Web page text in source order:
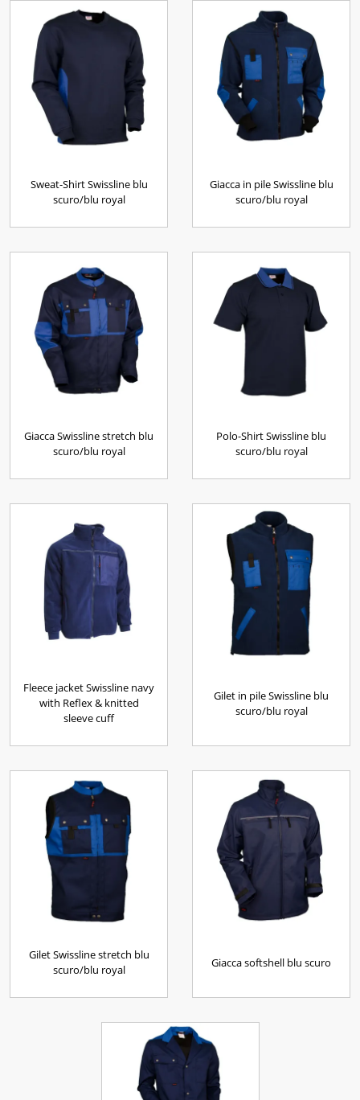
Sweat-Shirt Swissline blu
scuro/blu royal
Giacca in pile Swissline blu
scuro/blu royal
Giacca Swissline stretch blu
scuro/blu royal
Polo-Shirt Swissline blu
scuro/blu royal
Fleece jacket Swissline navy
with Reflex & knitted
sleeve cuff
Gilet in pile Swissline blu
scuro/blu royal
Gilet Swissline stretch blu
scuro/blu royal
Giacca softshell blu scuro